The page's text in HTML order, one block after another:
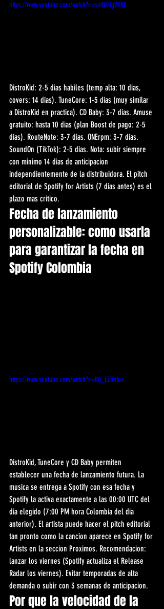
https://www.youtube.com/watch?v=sntN4GgVK38
DistroKid: 2-5 dias habiles (temp alta: 10 dias,
covers: 14 dias). TuneCore: 1-5 dias (muy similar
a DistroKid en practica). CD Baby: 3-7 dias. Amuse
gratuito: hasta 10 dias (plan Boost de pago: 2-5
dias). RouteNote: 3-7 dias. ONErpm: 3-7 dias.
SoundOn (TikTok): 2-5 dias. Nota: subir siempre
con minimo 14 dias de anticipacion
independientemente de la distribuidora. El pitch
editorial de Spotify for Artists (7 dias antes) es el
plazo mas critico.
Fecha de lanzamiento
personalizable: como usarla
para garantizar la fecha en
Spotify Colombia
https://www.youtube.com/watch?v=t0j_EZRnfuo
DistroKid, TuneCore y CD Baby permiten
establecer una fecha de lanzamiento futura. La
musica se entrega a Spotify con esa fecha y
Spotify la activa exactamente a las 00:00 UTC del
dia elegido (7:00 PM hora Colombia del dia
anterior). El artista puede hacer el pitch editorial
tan pronto como la cancion aparece en Spotify for
Artists en la seccion Proximos. Recomendacion:
lanzar los viernes (Spotify actualiza el Release
Radar los viernes). Evitar temporadas de alta
demanda o subir con 3 semanas de anticipacion.
Por que la velocidad de la